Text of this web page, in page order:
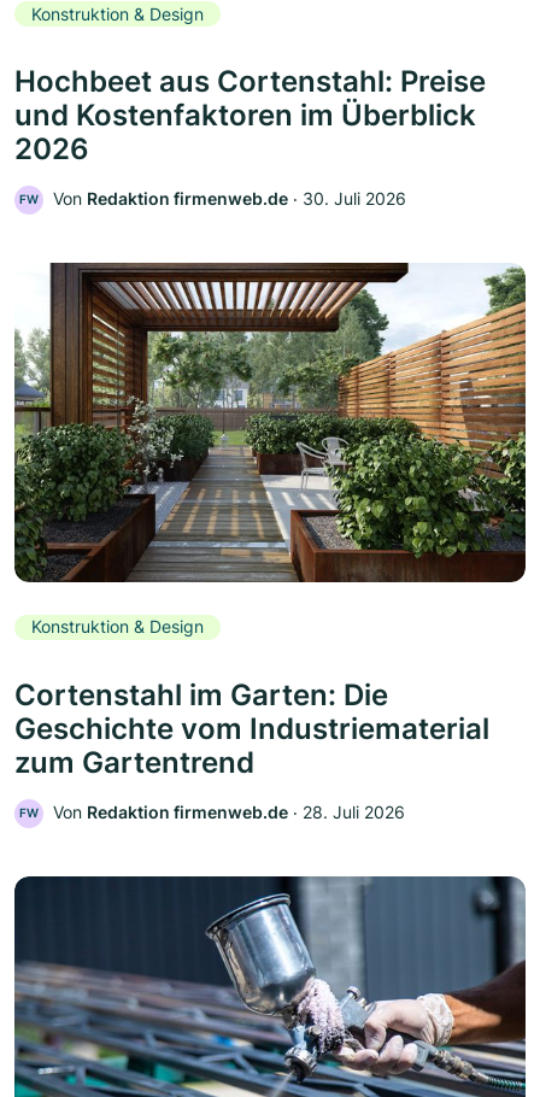
Konstruktion & Design
Hochbeet aus Cortenstahl: Preise
und Kostenfaktoren im Überblick
2026
FW Von Redaktion firmenweb.de ‧ 30. Juli 2026
Konstruktion & Design
Cortenstahl im Garten: Die
Geschichte vom Industriematerial
zum Gartentrend
FW Von Redaktion firmenweb.de ‧ 28. Juli 2026